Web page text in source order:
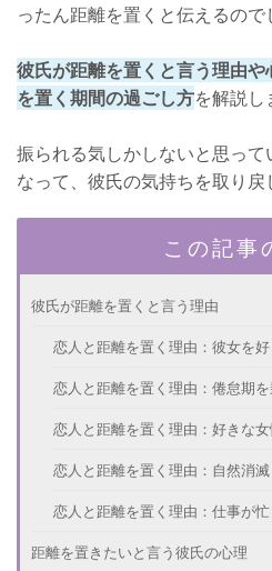
ったん距離を置くと伝えるので
彼氏が距離を置くと言う理由や
を置く期間の過ごし方を解説し
振られる気しかしないと思っ
なって、彼氏の気持ちを取り戻
この記事
彼氏が距離を置くと言う理由
恋人と距離を置く理由：彼女を
恋人と距離を置く理由：倦怠期
恋人と距離を置く理由：好きな
恋人と距離を置く理由：自然消
恋人と距離を置く理由：仕事が
距離を置きたいと言う彼氏の心理